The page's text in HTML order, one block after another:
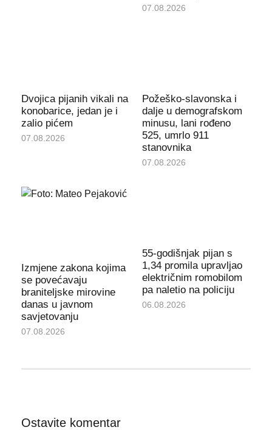
07.08.2026
Dvojica pijanih vikali na
konobarice, jedan je i
zalio pićem
07.08.2026
Požeško-slavonska i
dalje u demografskom
minusu, lani rođeno
525, umrlo 911
stanovnika
07.08.2026
Izmjene zakona kojima
se povećavaju
braniteljske mirovine
danas u javnom
savjetovanju
07.08.2026
55-godišnjak pijan s
1,34 promila upravljao
električnim romobilom
pa naletio na policiju
06.08.2026
Ostavite komentar